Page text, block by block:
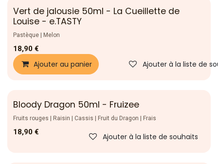
Nouveau !
Vert de jalousie 50ml - La Cueillette de
Louise - e.TASTY
Pastèque | Melon
18,90 €
Ajouter au panier Ajouter à la liste de
Bloody Dragon 50ml - Fruizee
Fruits rouges | Raisin | Cassis | Fruit du Dragon | Frais
18,90 € Ajouter à la liste de souhaits